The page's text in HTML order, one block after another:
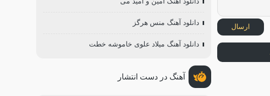
ارسال
دانلود آهنگ منس هرگز
دانلود آهنگ میلاد علوی خاموشه خطت
آهنگ در دست انتشار